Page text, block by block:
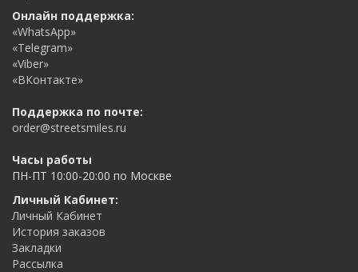
Онлайн поддержка:
«WhatsApp»
«Telegram»
«Viber»
«ВКонтакте»
Поддержка по почте:
order@streetsmiles.ru
Часы работы
ПН-ПТ 10:00-20:00 по Москве
Личный Кабинет:
Личный Кабинет
История заказов
Закладки
Рассылка